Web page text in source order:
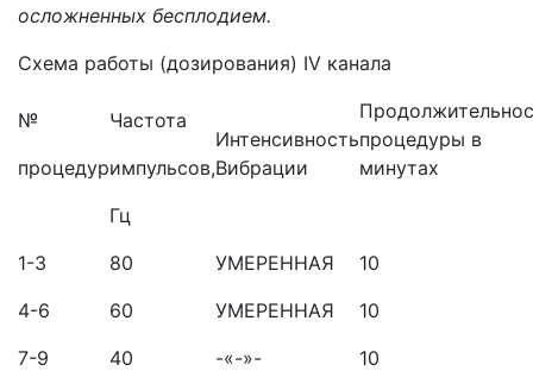
осложненных бесплодием.
Схема работы (дозирования) IV канала
№
процедур
Частота
импульсов,
Интенсивность
Вибрации
процедуры в
минутах
Гц
1-3
80 УМЕРЕННАЯ
10
4-6
60 УМЕРЕННАЯ
10
7-9
40 -«-»-
10